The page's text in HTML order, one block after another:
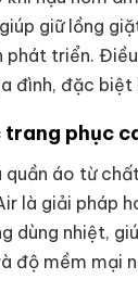
giữ lồng
phát triển.
đình, đặc biệt
trang phục
quần áo từ
là giải pháp
dùng nhiệt,
độ mềm mại